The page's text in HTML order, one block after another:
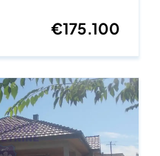
€175.100